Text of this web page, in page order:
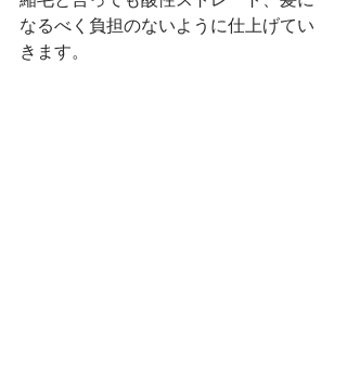
なるべく負担のないように仕上げてい
きます。